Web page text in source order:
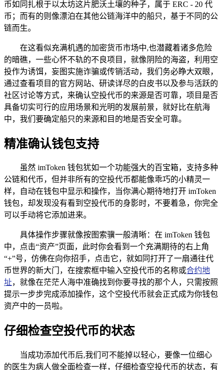
币如同扎根于以太坊这片肥沃土壤的种子，属于 ERC - 20 代
币；而有的则像漂泊在其他公链海洋中的船只，基于不同的公
链而生。
在这看似充满机遇的加密货币市场中,也潜藏着诸多危险
的暗礁，一些心怀不轨的不良项目，就像阴险的海盗，利用空
投作为诱饵，妄图实施诈骗或传销活动，我们务必睁大双眼，
通过查看项目的官方网站、研读详尽的白皮书以及参与活跃的
社区讨论等方式，来确认空投代币的来源是否可靠，项目是否
具备切实可行的应用场景和光明的发展前景，就好比在航海
中，我们要确定船只的来源和目的地是否安全可靠。
精准确认钱包支持
虽然 imToken 钱包犹如一个功能强大的百宝箱，支持多种
公链和代币，但并非所有的空投代币都能像乖巧的小精灵一
样，自动在钱包中显示和操作，当你满心期待地打开 imToken
钱包，却发现没有看到空投代币的身影时，不要着急，你完全
可以手动将它添加进来。
具体操作步骤就像按图索骥一般清晰：在 imToken 钱包
中，点击“资产”页面，此时你会看到一个充满期待的右上角
“+”号，仿佛在向你招手，点击它，就如同打开了一扇通往代
币世界的新大门，在搜索框中输入空投代币的名称或合约地
址，就像在茫茫人海中准确找到你要寻找的那个人，只需按照
提示一步步完成添加操作，这个空投代币就会正式成为你钱包
资产中的一员啦。
仔细检查空投代币的状态
当成功添加代币后,我们可不能掉以轻心，要像一位细心
的医生为病人做全面检查一样，仔细检查空投代币的状态，有